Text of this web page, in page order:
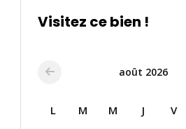
Visitez ce bien !
août 2026
L M M J V